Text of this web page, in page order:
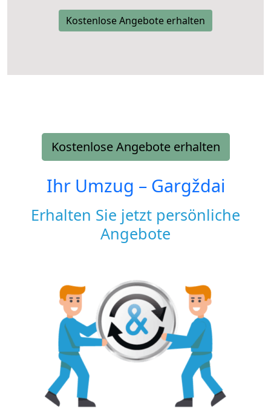
Kostenlose Angebote erhalten
Kostenlose Angebote erhalten
Ihr Umzug – Gargždai
Erhalten Sie jetzt persönliche
Angebote